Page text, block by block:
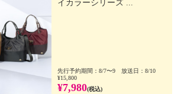
イカラーシリーズ ...
先行予約期間：8/7〜9 放送日：8/10
¥15,800
¥7,980(税込)